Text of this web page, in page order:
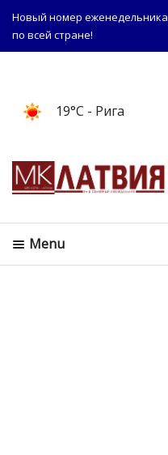
Новый номер
по всей стране!
19°C - Рига
Menu